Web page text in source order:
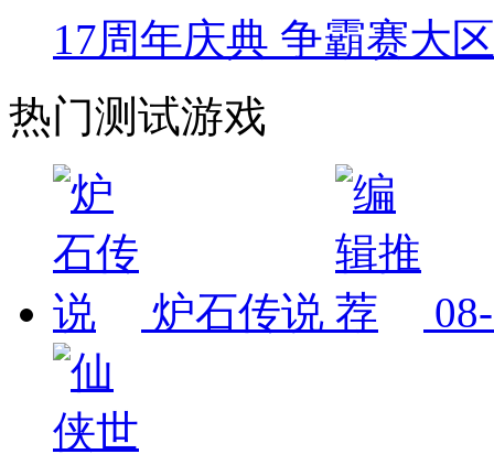
17周年庆典 争霸赛大
热门测试游戏
炉石传说